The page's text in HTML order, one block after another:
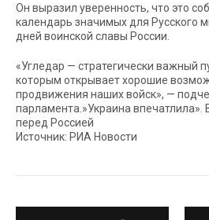
Он выразил уверенность, что это
календарь значимых для Русского
дней воинской славы России.
«Угледар — стратегически важный
которым открывает хорошие
продвижения наших войск», —
парламента.»Украина впечатлила».
перед Россией
Источник: РИА Новости